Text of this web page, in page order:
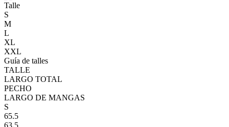
Talle
S
M
L
XL
XXL
Guía de talles
TALLE
LARGO TOTAL
PECHO
LARGO DE MANGAS
S
65.5
63.5